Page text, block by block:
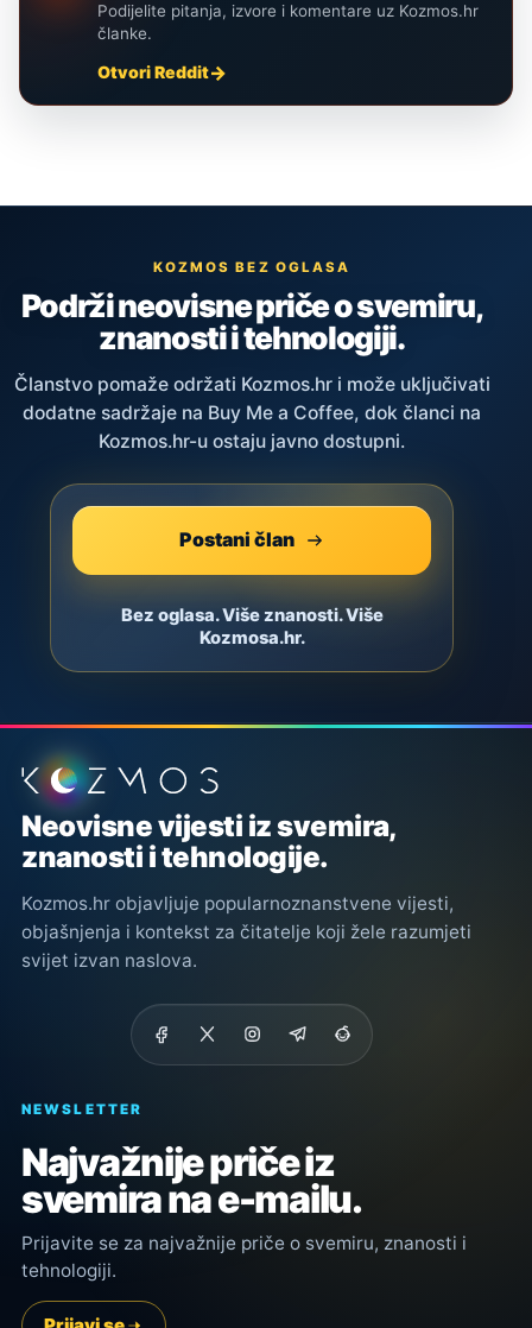
Podijelite pitanja, izvore i komentare uz Kozmos.hr
članke.
Otvori Reddit
KOZMOS BEZ OGLASA
Podrži neovisne priče o svemiru,
znanosti i tehnologiji.
Članstvo pomaže održati Kozmos.hr i može uključivati
dodatne sadržaje na Buy Me a Coffee, dok članci na
Kozmos.hr-u ostaju javno dostupni.
Postani član
Bez oglasa. Više znanosti. Više
Kozmosa.hr.
Podnožje stranice
Neovisne vijesti iz svemira,
znanosti i tehnologije.
Kozmos.hr objavljuje popularnoznanstvene vijesti,
objašnjenja i kontekst za čitatelje koji žele razumjeti
svijet izvan naslova.
NEWSLETTER
Najvažnije priče iz
svemira na e-mailu.
Prijavite se za najvažnije priče o svemiru, znanosti i
tehnologiji.